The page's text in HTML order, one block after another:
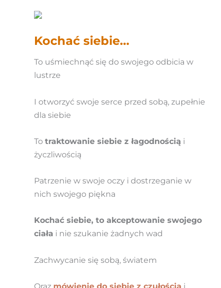
Kochać siebie…
To uśmiechnąć się do swojego odbicia w
lustrze
I otworzyć swoje serce przed sobą, zupełnie
dla siebie
To traktowanie siebie z łagodnością i
życzliwością
Patrzenie w swoje oczy i dostrzeganie w
nich swojego piękna
Kochać siebie, to akceptowanie swojego
ciała i nie szukanie żadnych wad
Zachwycanie się sobą, światem
Oraz mówienie do siebie z czułością i